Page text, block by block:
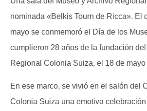
nominada «Belkis Tourn de Ricca». El
mayo se conmemoró el Día de los
cumplieron 28 años de la fundación
Regional Colonia Suiza, el 18 de mayo
En ese marco, se vivió en el salón del
Colonia Suiza una emotiva